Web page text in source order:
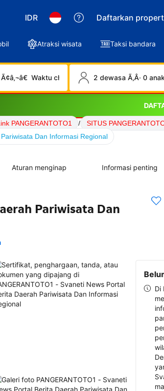
IDR Daftarkan
Atraksi wisata Taksi bandara
Ã¢â‚¬â€ Waktu check-out 2 dewasa Ã‚Â· 0
PANGERANTOTO1 / SITUS
Dan Informasi Regional
Aturan menginap Informasi penting
Pariwisata Dan
Di